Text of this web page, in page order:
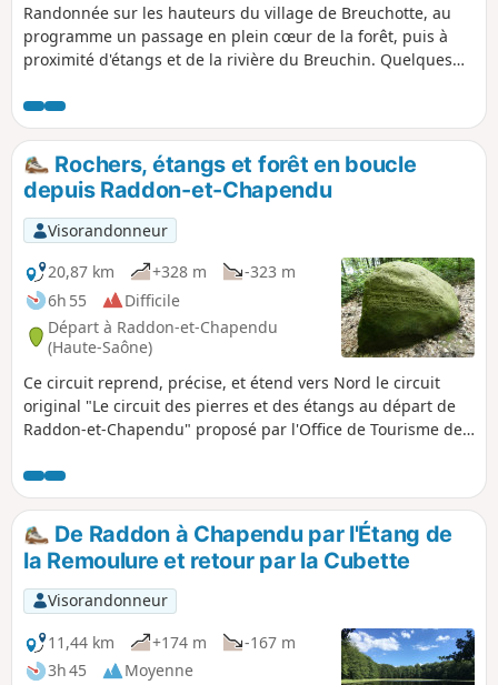
Randonnée sur les hauteurs du village de Breuchotte, au
programme un passage en plein cœur de la forêt, puis à
proximité d'étangs et de la rivière du Breuchin. Quelques
démarrage.
Rochers, étangs et forêt en boucle
depuis Raddon-et-Chapendu
Visorandonneur
20,87 km
+328 m
-323 m
6h 55
Difficile
Départ à Raddon-et-Chapendu
(Haute-Saône)
Ce circuit reprend, précise, et étend vers Nord le circuit
original "Le circuit des pierres et des étangs au départ de
Raddon-et-Chapendu" proposé par l'Office de Tourisme de
"pierres" remarquables, et proposer un coin pique-nique
bien aménagé, opportunément placé au milieu du
parcours.Découverte du patrimoine naturel et humain des
Vosges Saônoises : habitat traditionnel (toits de laves),
chalots, lavière (cabane en pierres sèches), forêt, étangs et
blocs erratiques.
De Raddon à Chapendu par l'Étang de
la Remoulure et retour par la Cubette
Visorandonneur
11,44 km
+174 m
-167 m
3h 45
Moyenne